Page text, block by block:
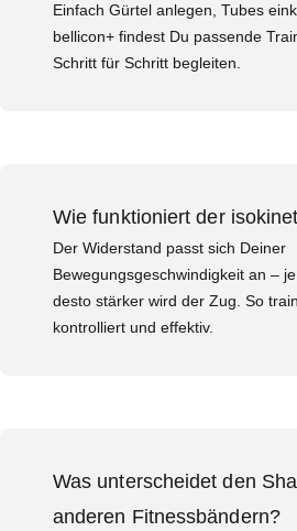
Einfach Gürtel anlegen, Tubes
bellicon+ findest Du passende
Schritt für Schritt begleiten.
Wie funktioniert der
Der Widerstand passt sich Deiner
Bewegungsgeschwindigkeit an –
desto stärker wird der Zug. So
kontrolliert und effektiv.
Was unterscheidet den
anderen Fitnessbändern?